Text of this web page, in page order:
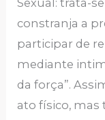
Sexual: trata-
constranja a
participar de
mediante
da força”.
ato físico,